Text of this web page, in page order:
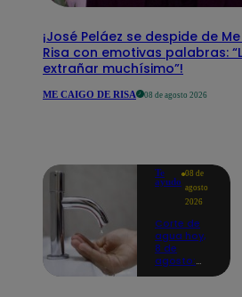
¡José Peláez se despide de
Risa con emotivas palabras:
extrañar muchísimo”!
ME CAIGO DE RISA 08 de agosto 2026
Te
ayudo
08 de
agosto
2026
Corte de
agua hoy,
8 de
agosto: